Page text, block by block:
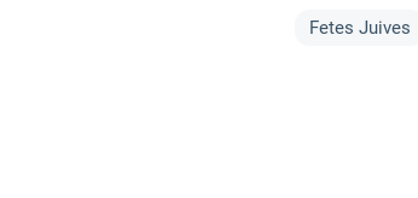
Fetes Juives